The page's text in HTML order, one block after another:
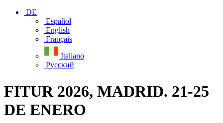
DE
Español
English
Français
Italiano
Русский
FITUR 2026, MADRID. 21-25
DE ENERO